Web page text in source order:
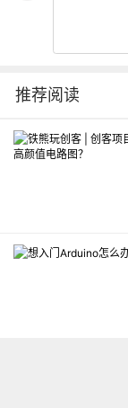
推荐阅读